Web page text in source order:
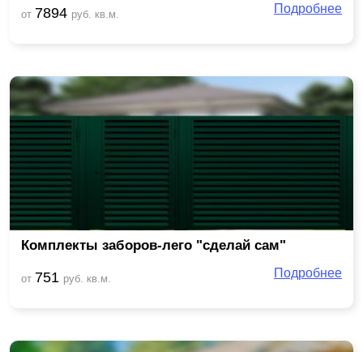
от 7894 руб. кв.м. Подробнее
Комплекты заборов-лего "сделай сам"
от 751 руб. кв.м. Подробнее